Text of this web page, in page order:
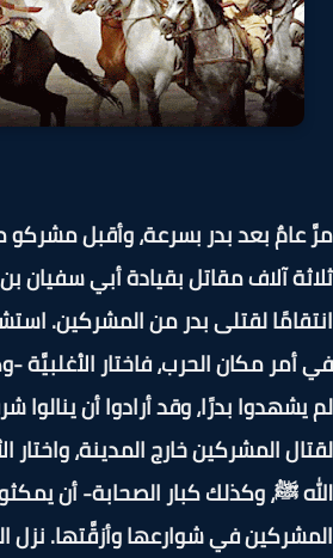
بعد بدر بسرعة، وأقبل مشركو
آلاف مقاتل بقيادة أبي سفيان بن
لقتلى بدر من المشركين.
مكان الحرب، فاختار الأغلبيَّة -
بدرًا، وقد أرادوا أن ينالوا
المشركين خارج المدينة، واختار
ﷺ، وكذلك كبار الصحابة- أن يمكثوا
في شوارعها وأزقَّتها. نزل